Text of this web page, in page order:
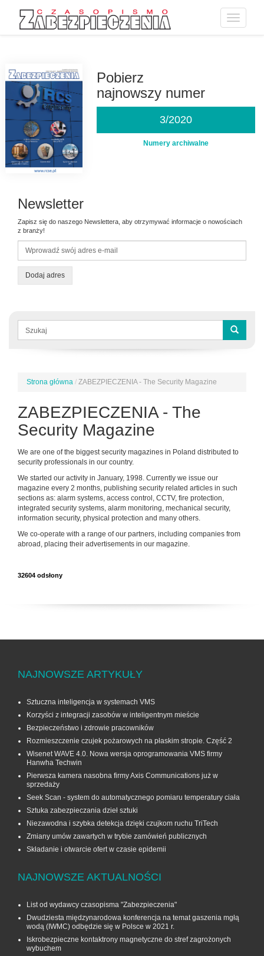
Toggle
Pobierz
najnowszy numer
3/2020
Numery archiwalne
Newsletter
Zapisz się do naszego Newslettera, aby otrzymywać informacje o nowościach
z branży!
Dodaj adres
Formularz
wyszukiwania
Jesteś
Strona główna / ZABEZPIECZENIA - The Security Magazine
ZABEZPIECZENIA - The
Security Magazine
We are one of the biggest security magazines in Poland distributed to
security professionals in our country.
We started our activity in January, 1998. Currently we issue our
magazine every 2 months, publishing security related articles in such
sections as: alarm systems, access control, CCTV, fire protection,
integrated security systems, alarm monitoring, mechanical security,
information security, physical protection and many others.
We co-operate with a range of our partners, including companies from
abroad, placing their advertisements in our magazine.
32604 odsłony
NAJNOWSZE ARTYKUŁY
Sztuczna inteligencja w systemach VMS
Korzyści z integracji zasobów w inteligentnym mieście
Bezpieczeństwo i zdrowie pracowników
Rozmieszczenie czujek pożarowych na płaskim stropie. Część 2
Wisenet WAVE 4.0. Nowa wersja oprogramowania VMS firmy
Hanwha Techwin
Pierwsza kamera nasobna firmy Axis Communications już w
sprzedaży
Seek Scan - system do automatycznego pomiaru temperatury ciała
Sztuka zabezpieczania dzieł sztuki
Niezawodna i szybka detekcja dzięki czujkom ruchu TriTech
Zmiany umów zawartych w trybie zamówień publicznych
Składanie i otwarcie ofert w czasie epidemii
NAJNOWSZE AKTUALNOŚCI
List od wydawcy czasopisma "Zabezpieczenia"
Dwudziesta międzynarodowa konferencja na temat gaszenia mgłą
wodą (IWMC) odbędzie się w Polsce w 2021 r.
Iskrobezpieczne kontaktrony magnetyczne do stref zagrożonych
wybuchem